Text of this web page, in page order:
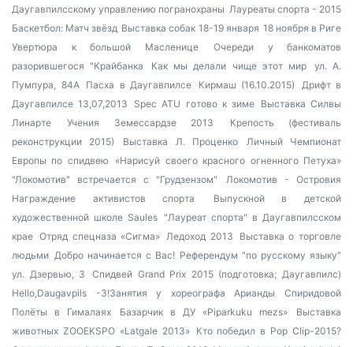
Даугавпилсскому управлению погранохраны Лауреаты спорта - 2015
Баскетбол: Матч звёзд Выставка собак 18-19 января 18 ноября в Риге
Увертюра к большой Масленице
Очереди у банкоматов
разорившегося "Крайбанка
Как мы делали чище этот мир
ул. А.
Пумпура, 84А
Пасха в Даугавпилсе Кирмаш (16.10.2015)
Дрифт в
Даугавпилсе 13,07,2013
Spec ATU готово к зиме
Выставка Силвы
Линарте
Учения Земессардзе 2013
Крепость (фестиваль
реконструкции 2015)
Выставка Л. Проценко
Личный Чемпионат
Европы по спидвею
«Нарисуй своего красного огненного Петуха»
"Локомотив" встречается с "Грудзензом"
Локомотив - Островия
Награждение активистов спорта
Выпускной в детской
художественной школе Saules "Лауреат спорта" в Даугавпилсском
крае Отряд спецназа «Сигма» Ледоход 2013
Выставка о торговле
людьми Добро начинается с Вас! Референдум "по русскому языку"
ул. Дзервью, 3
Спидвей Grand Prix 2015 (подготовка; Даугавпилс)
Hello,Daugavpils -3!Занятия у хореографа Арианды Спиридовой
Полёты в Гималаях
Базарчик в ДУ «Piparkuku mezs»
Выставка
животных ZOOEKSPO «Latgale 2013»
Кто победил в Pop Clip-2015?